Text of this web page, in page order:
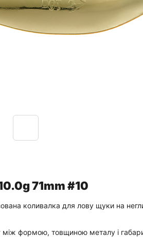
71mm #10
коливалка для лову щуки на
формою, товщиною металу і